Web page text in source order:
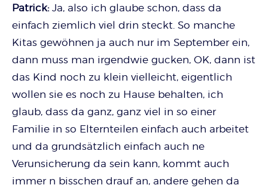
Patrick: Ja, also ich glaube schon, dass da
einfach ziemlich viel drin steckt. So manche
Kitas gewöhnen ja auch nur im September ein,
dann muss man irgendwie gucken, OK, dann ist
das Kind noch zu klein vielleicht, eigentlich
wollen sie es noch zu Hause behalten, ich
glaub, dass da ganz, ganz viel in so einer
Familie in so Elternteilen einfach auch arbeitet
und da grundsätzlich einfach auch ne
Verunsicherung da sein kann, kommt auch
immer n bisschen drauf an, andere gehen da